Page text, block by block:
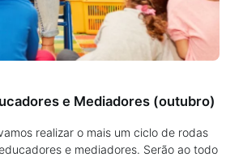
e Mediadores (outubro)
realizar o mais um ciclo de rodas
e mediadores. Serão ao todo